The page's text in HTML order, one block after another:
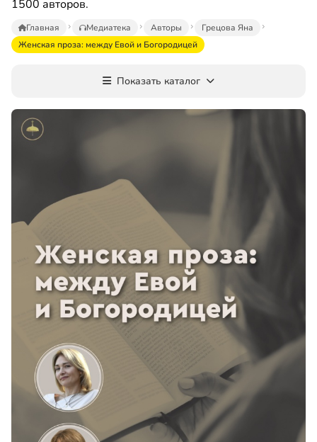
1500 авторов.
Главная Медиатека Авторы
Грецова Яна
Женская проза: между Евой и Богородицей
Показать каталог